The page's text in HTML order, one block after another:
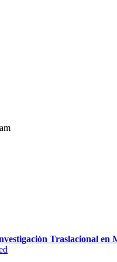
Traslacional en